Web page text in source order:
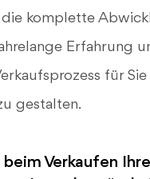
komplette
Erfahrung
für
gestalten.
beim Verkaufen